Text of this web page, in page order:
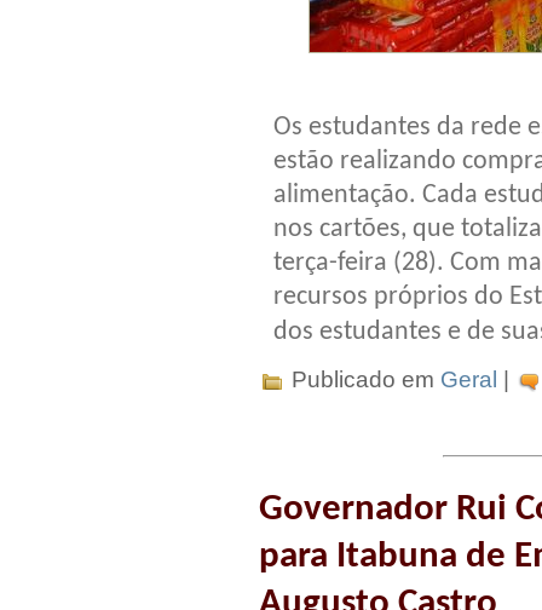
Os estudantes da rede
estão realizando
alimentação. Cada
nos cartões, que
terça-feira (28). Com
recursos próprios do
dos estudantes e de
Publicado em Geral
Governador Rui
para Itabuna de